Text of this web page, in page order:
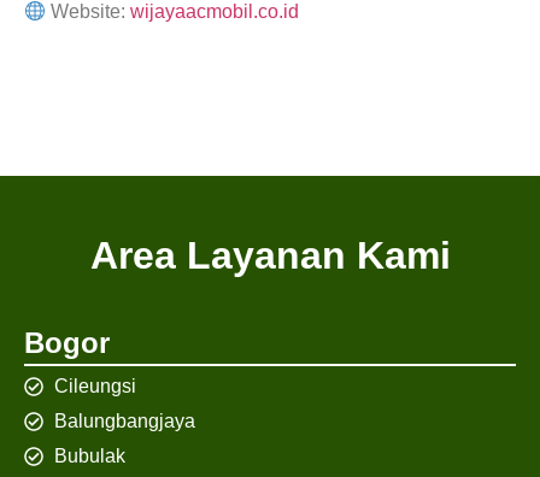
Website:wijayaacmobil.co.id
Area Layanan Kami
Bogor
Cileungsi
Balungbangjaya
Bubulak